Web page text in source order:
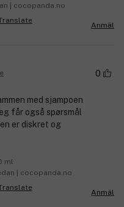
| cocopanda.no
Anmäl
0
med sjampoen
får også spørsmål
er diskret og
ml
| cocopanda.no
Anmäl